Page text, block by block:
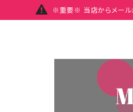
※重要※ 当店からメール